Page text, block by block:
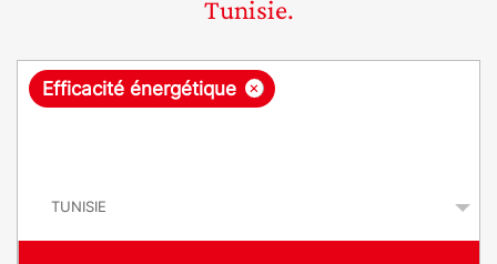
Tunisie.
R
ê
×
Efficacité énergétique